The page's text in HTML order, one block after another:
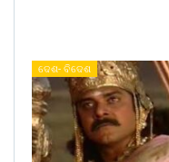
ଦେଶ- ବିଦେଶ